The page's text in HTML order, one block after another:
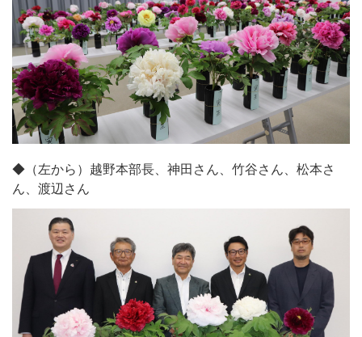
◆（左から）越野本部長、神田さん、竹谷さん、松本さ
ん、渡辺さん